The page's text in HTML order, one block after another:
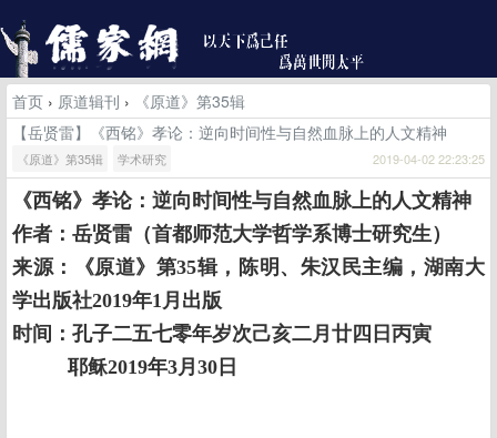
首页 › 原道辑刊 ›
《原道》第35辑
【岳贤雷】《西铭》孝论：逆向时间性与自然血脉上的人文精神
《原道》第35辑 学术研究 2019-04-02 22:23:25
《西铭》孝论：逆向时间性与自然血脉上的人文精神
作者：岳贤雷（首都师范大学哲学系博士研究生）
来源：《原道》第35辑，陈明、朱汉民主编，湖南大
学出版社2019年1月出版
时间： 孔子二五七零年岁次己亥二月廿四日丙寅
耶稣2019年3月 30 日